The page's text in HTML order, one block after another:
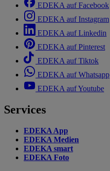
EDEKA auf Facebook
EDEKA auf Instagram
EDEKA auf Linkedin
EDEKA auf Pinterest
EDEKA auf Tiktok
EDEKA auf Whatsapp
EDEKA auf Youtube
Services
EDEKA App
EDEKA Medien
EDEKA smart
EDEKA Foto